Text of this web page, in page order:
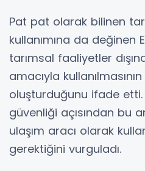
Pat pat olarak bilinen
kullanımına da değinen
tarımsal faaliyetler
amacıyla
oluşturduğunu ifade
güvenliği açısından bu
ulaşım aracı olarak
gerektiğini vurguladı.